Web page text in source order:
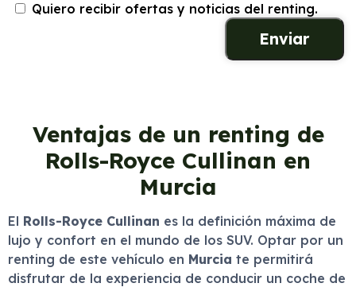
Quiero recibir ofertas y noticias del renting.
Ventajas de un renting de
Rolls-Royce Cullinan en
Murcia
El Rolls-Royce Cullinan es la definición máxima de
lujo y confort en el mundo de los SUV. Optar por un
renting de este vehículo en Murcia te permitirá
disfrutar de la experiencia de conducir un coche de